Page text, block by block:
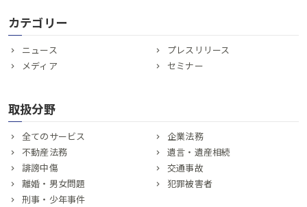
カテゴリー
ニュース
プレスリリース
メディア
セミナー
取扱分野
全てのサービス
企業法務
不動産法務
遺言・遺産相続
誹謗中傷
交通事故
離婚・男女問題
犯罪被害者
刑事・少年事件